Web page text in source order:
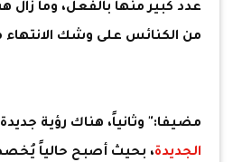
عدد كبير منها بالفعل، وما زال
من الكنائس على وشك
مضيفا:" وثانياً، هناك رؤية
الجديدة، بحيث أصبح حالياً